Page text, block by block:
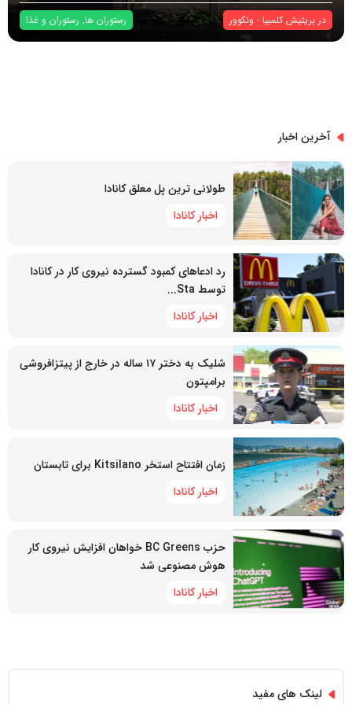
در بریتیش کلمبیا - ونکوور رستوران ها, رستوران و غذا
آخرین اخبار
طولانی ترین پل معلق کانادا
اخبار کانادا
رد ادعاهای کمبود گسترده نیروی کار در کانادا
توسط Sta...
اخبار کانادا
شلیک به دختر ۱۷ ساله در خارج از پیتزافروشی
برامپتون
اخبار کانادا
زمان افتتاح استخر Kitsilano برای تابستان
اخبار کانادا
حزب BC Greens خواهان افزایش نیروی کار
هوش مصنوعی شد
اخبار کانادا
لینک های مفید